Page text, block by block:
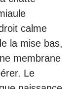
calme
la mise bas,
membrane
Le